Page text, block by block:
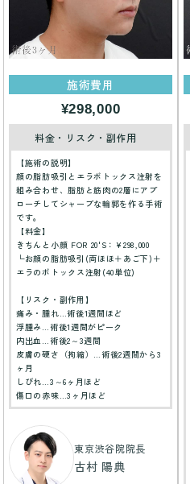
施術費用
¥298,000
料金・リスク・副作用
【施術の説明】
顔の脂肪吸引とエラボトックス注射を
組み合わせ、脂肪と筋肉の2層にアプ
ローチしてシャープな輪郭を作る手術
です。
【料金】
きちんと小顔 FOR 20'S：¥298,000
└お顔の脂肪吸引(両ほほ＋あご下)＋
エラのボトックス注射(40単位)
【リスク・副作用】
痛み・腫れ…術後1週間ほど
浮腫み…術後1週間がピーク
内出血…術後2～3週間
皮膚の硬さ（拘縮）…術後2週間から3
ヶ月
しびれ…3～6ヶ月ほど
傷口の赤味…3ヶ月ほど
東京渋谷院院長
古村 陽典